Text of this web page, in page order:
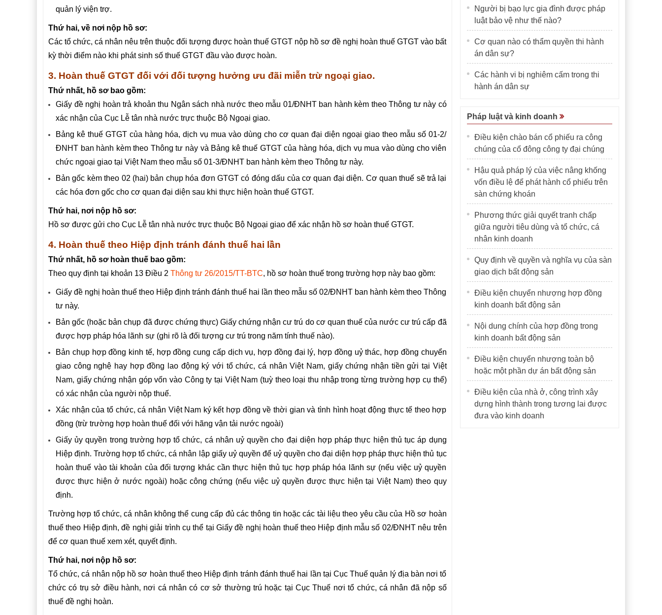
quản lý viện trợ.
Thứ hai, về nơi nộp hồ sơ:
Các tổ chức, cá nhân nêu trên thuộc đối tượng được hoàn thuế GTGT nộp hồ sơ đề nghị hoàn thuế GTGT vào bất
kỳ thời điểm nào khi phát sinh số thuế GTGT đầu vào được hoàn.
3. Hoàn thuế GTGT đối với đối tượng hưởng ưu đãi miễn trừ ngoại giao.
Thứ nhất, hồ sơ bao gồm:
Giấy đề nghị hoàn trả khoản thu Ngân sách nhà nước theo mẫu 01/ĐNHT ban hành kèm theo Thông tư này có
xác nhận của Cục Lễ tân nhà nước trực thuộc Bộ Ngoại giao.
Bảng kê thuế GTGT của hàng hóa, dịch vụ mua vào dùng cho cơ quan đại diện ngoại giao theo mẫu số 01-2/
ĐNHT ban hành kèm theo Thông tư này và Bảng kê thuế GTGT của hàng hóa, dịch vụ mua vào dùng cho viên
chức ngoại giao tại Việt Nam theo mẫu số 01-3/ĐNHT ban hành kèm theo Thông tư này.
Bản gốc kèm theo 02 (hai) bản chụp hóa đơn GTGT có đóng dấu của cơ quan đại diện. Cơ quan thuế sẽ trả lại
các hóa đơn gốc cho cơ quan đại diện sau khi thực hiện hoàn thuế GTGT.
Thứ hai, nơi nộp hồ sơ:
Hồ sơ được gửi cho Cục Lễ tân nhà nước trực thuộc Bộ Ngoại giao để xác nhận hồ sơ hoàn thuế GTGT.
4. Hoàn thuế theo Hiệp định tránh đánh thuế hai lần
Thứ nhất, hồ sơ hoàn thuế bao gồm:
Theo quy định tại khoản 13 Điều 2 Thông tư 26/2015/TT-BTC, hồ sơ hoàn thuế trong trường hợp này bao gồm:
Giấy đề nghị hoàn thuế theo Hiệp định tránh đánh thuế hai lần theo mẫu số 02/ĐNHT ban hành kèm theo Thông
tư này.
Bản gốc (hoặc bản chụp đã được chứng thực) Giấy chứng nhận cư trú do cơ quan thuế của nước cư trú cấp đã
được hợp pháp hóa lãnh sự (ghi rõ là đối tượng cư trú trong năm tính thuế nào).
Bản chụp hợp đồng kinh tế, hợp đồng cung cấp dịch vụ, hợp đồng đại lý, hợp đồng uỷ thác, hợp đồng chuyển
giao công nghệ hay hợp đồng lao động ký với tổ chức, cá nhân Việt Nam, giấy chứng nhận tiền gửi tại Việt
Nam, giấy chứng nhận góp vốn vào Công ty tại Việt Nam (tuỳ theo loại thu nhập trong từng trường hợp cụ thể)
có xác nhận của người nộp thuế.
Xác nhận của tổ chức, cá nhân Việt Nam ký kết hợp đồng về thời gian và tình hình hoạt động thực tế theo hợp
đồng (trừ trường hợp hoàn thuế đối với hãng vận tải nước ngoài)
Giấy ủy quyền trong trường hợp tổ chức, cá nhân uỷ quyền cho đại diện hợp pháp thực hiện thủ tục áp dụng
Hiệp định. Trường hợp tổ chức, cá nhân lập giấy uỷ quyền để uỷ quyền cho đại diện hợp pháp thực hiện thủ tục
hoàn thuế vào tài khoản của đối tượng khác cần thực hiện thủ tục hợp pháp hóa lãnh sự (nếu việc uỷ quyền
được thực hiện ở nước ngoài) hoặc công chứng (nếu việc uỷ quyền được thực hiện tại Việt Nam) theo quy
định.
Trường hợp tổ chức, cá nhân không thể cung cấp đủ các thông tin hoặc các tài liệu theo yêu cầu của Hồ sơ hoàn
thuế theo Hiệp định, đề nghị giải trình cụ thể tại Giấy đề nghị hoàn thuế theo Hiệp định mẫu số 02/ĐNHT nêu trên
để cơ quan thuế xem xét, quyết định.
Thứ hai, nơi nộp hồ sơ:
Tổ chức, cá nhân nộp hồ sơ hoàn thuế theo Hiệp định tránh đánh thuế hai lần tại Cục Thuế quản lý địa bàn nơi tổ
chức có trụ sở điều hành, nơi cá nhân có cơ sở thường trú hoặc tại Cục Thuế nơi tổ chức, cá nhân đã nộp số
thuế đề nghị hoàn.
Người bị bạo lực gia đình được pháp
luật bảo vệ như thế nào?
Cơ quan nào có thẩm quyền thi hành
án dân sự?
Các hành vi bị nghiêm cấm trong thi
hành án dân sự
Pháp luật và kinh doanh
Điều kiện chào bán cổ phiếu ra công
chúng của cổ đông công ty đại chúng
Hậu quả pháp lý của việc nâng khống
vốn điều lệ để phát hành cổ phiếu trên
sàn chứng khoán
Phương thức giải quyết tranh chấp
giữa người tiêu dùng và tổ chức, cá
nhân kinh doanh
Quy định về quyền và nghĩa vụ của sàn
giao dịch bất động sản
Điều kiện chuyển nhượng hợp đồng
kinh doanh bất động sản
Nội dung chính của hợp đồng trong
kinh doanh bất động sản
Điều kiện chuyển nhượng toàn bộ
hoặc một phần dự án bất động sản
Điều kiện của nhà ở, công trình xây
dựng hình thành trong tương lai được
đưa vào kinh doanh